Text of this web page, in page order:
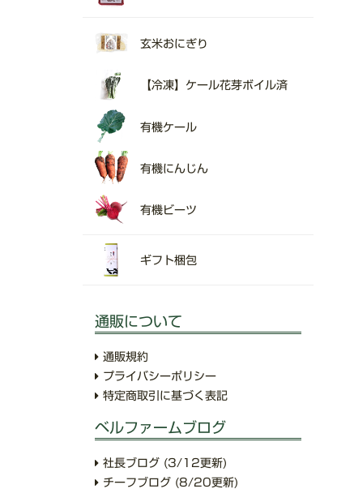
玄米おにぎり
【冷凍】ケール花芽ボイル済
有機ケール
有機にんじん
有機ビーツ
ギフト梱包
通販について
通販規約
プライバシーポリシー
特定商取引に基づく表記
ベルファームブログ
社長ブログ (3/12更新)
チーフブログ (8/20更新)